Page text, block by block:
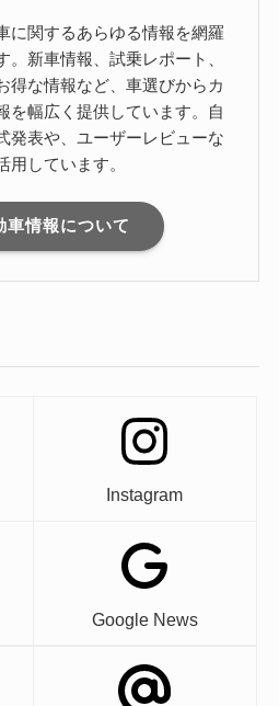
に関するあらゆる情報を網羅
。新車情報、試乗レポート、
得な情報など、車選びからカ
を幅広く提供しています。自
発表や、ユーザーレビューな
用しています。
車情報について
Instagram
Google News